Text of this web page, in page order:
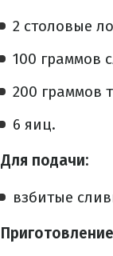
2 столовые
100 граммов
200 граммов
6 яиц.
Для подачи:
взбитые
Приготовление